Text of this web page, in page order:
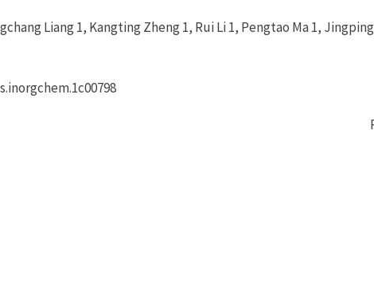
Liang 1, Kangting Zheng 1, Rui Li 1, Pengtao Ma 1,